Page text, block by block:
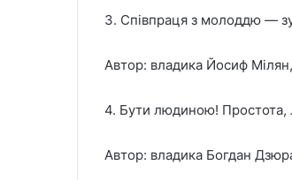
3. Співпраця з молоддю —
Автор: владика Йосиф Мілян,
4. Бути людиною! Простота,
Автор: владика Богдан